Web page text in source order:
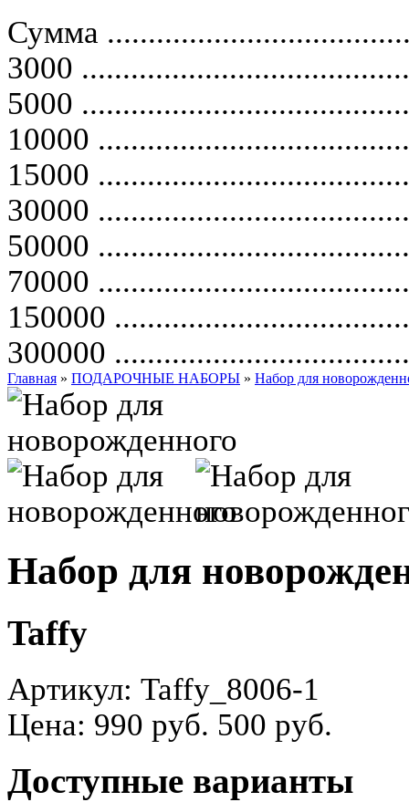
Сумма
3000
5000
10000
15000
30000
50000
70000
150000
300000
Главная » ПОДАРОЧНЫЕ НАБОРЫ » Набор для
Набор для
Taffy
Артикул: Taffy_8006-1
Цена: 990 руб. 500 руб.
Доступные варианты